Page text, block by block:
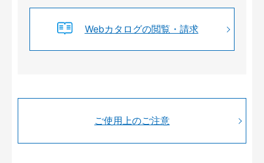
Webカタログの閲覧・請求
ご使用上のご注意